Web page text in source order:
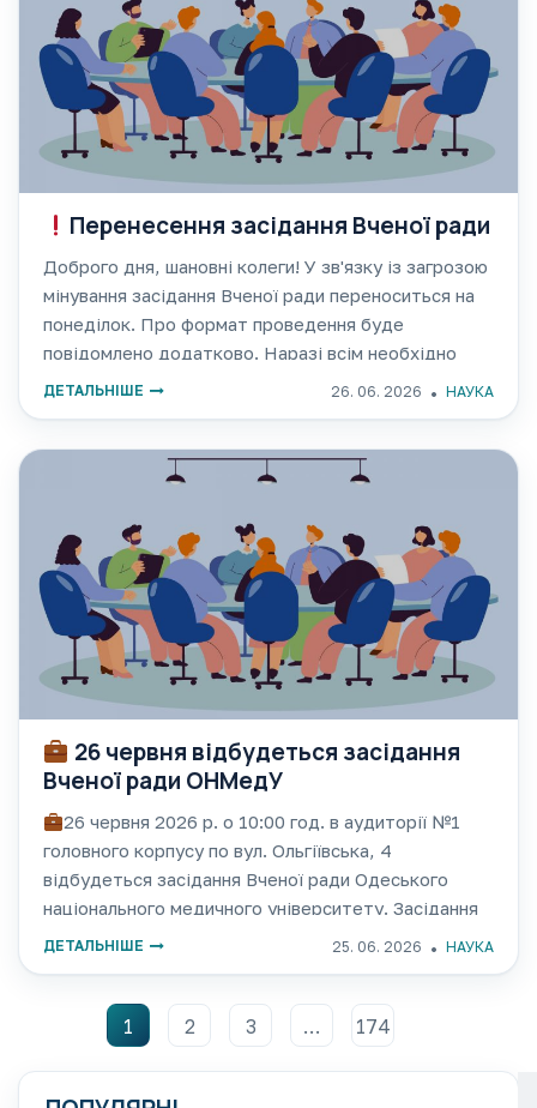
Перенесення засідання Вченої ради
Доброго дня, шановні колеги! У зв'язку із загрозою
мінування засідання Вченої ради переноситься на
понеділок. Про формат проведення буде
повідомлено додатково. Наразі всім необхідно
терміново покинути приміщення.26. 06. 2026 НАУКА
ДЕТАЛЬНІШЕ
26 червня відбудеться засідання
Вченої ради ОНМедУ
26 червня 2026 р. о 10:00 год. в аудиторії №1
головного корпусу по вул. Ольгіївська, 4
відбудеться засідання Вченої ради Одеського
національного медичного університету. Засідання
відбудеться в очному режимі. Всі члени Вченої
25. 06. 2026 НАУКА
ДЕТАЛЬНІШЕ
1 2 3 … 174